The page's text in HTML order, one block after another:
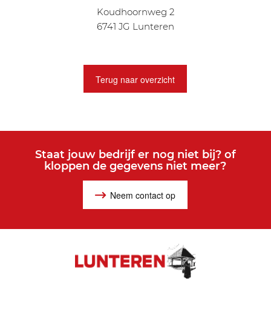
Koudhoornweg 2
6741 JG Lunteren
Terug naar overzicht
Staat jouw bedrijf er nog niet bij? of
kloppen de gegevens niet meer?
Neem contact op